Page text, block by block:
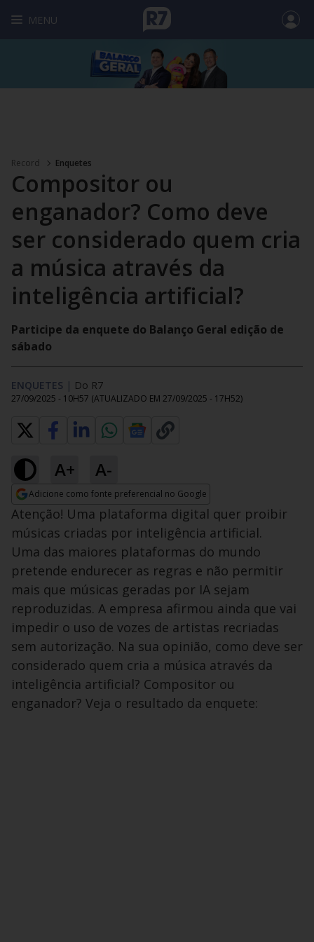
MENU
Record Enquetes
Compositor ou
enganador? Como deve
ser considerado quem cria
a música através da
inteligência artificial?
Participe da enquete do Balanço Geral edição de
sábado
ENQUETES | Do R7
27/09/2025 - 10H57 (ATUALIZADO EM 27/09/2025 - 17H52)
A+ A-
Adicione como fonte preferencial no Google
Opens in new window
Atenção! Uma plataforma digital quer proibir
músicas criadas por inteligência artificial.
Uma das maiores plataformas do mundo
pretende endurecer as regras e não permitir
mais que músicas geradas por IA sejam
reproduzidas. A empresa afirmou ainda que vai
impedir o uso de vozes de artistas recriadas
sem autorização. Na sua opinião, como deve ser
considerado quem cria a música através da
inteligência artificial? Compositor ou
enganador? Veja o resultado da enquete: